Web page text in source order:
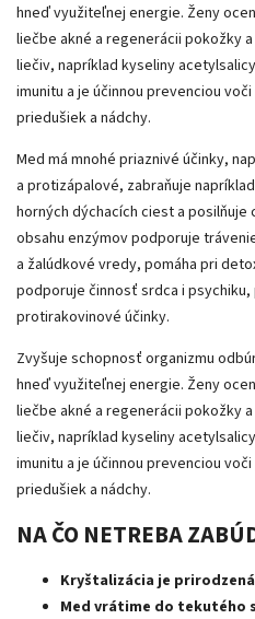
hneď využiteľnej energie. Ženy
liečbe akné a regenerácii pokožky
liečiv, napríklad kyseliny
imunitu a je účinnou prevenciou
priedušiek a nádchy.
Med má mnohé priaznivé účinky,
a protizápalové, zabraňuje
horných dýchacích ciest a posilňuje
obsahu enzýmov podporuje
a žalúdkové vredy, pomáha pri
podporuje činnosť srdca i psychiku,
protirakovinové účinky.
Zvyšuje schopnosť organizmu
hneď využiteľnej energie. Ženy
liečbe akné a regenerácii pokožky
liečiv, napríklad kyseliny
imunitu a je účinnou prevenciou
priedušiek a nádchy.
NA ČO NETREBA
Kryštalizácia je
Med vrátime do tekutého